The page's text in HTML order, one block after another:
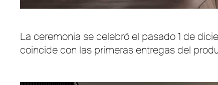
La ceremonia se celebró el pasado 1 de
coincide con las primeras entregas del